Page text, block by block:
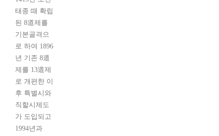
태종 때 확립
된 8道제를
기본골격으
로 하여 1896
년 기존 8道
제를 13道제
로 개편한 이
후 특별시와
직할시제도
가 도입되고
1994년과